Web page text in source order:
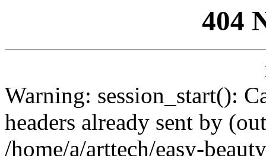
404
Warning: session_start():
headers already sent by
/home/a/arttech/easy-